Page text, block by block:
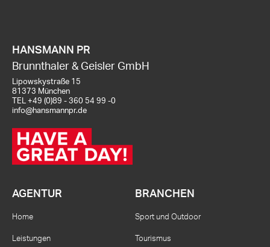
HANSMANN PR
Brunnthaler & Geisler GmbH
Lipowskystraße 15
81373 München
TEL +49 (0)89 - 360 54 99 -0
info@hansmannpr.de
AGENTUR
Home
Leistungen
BRANCHEN
Sport und Outdoor
Tourismus